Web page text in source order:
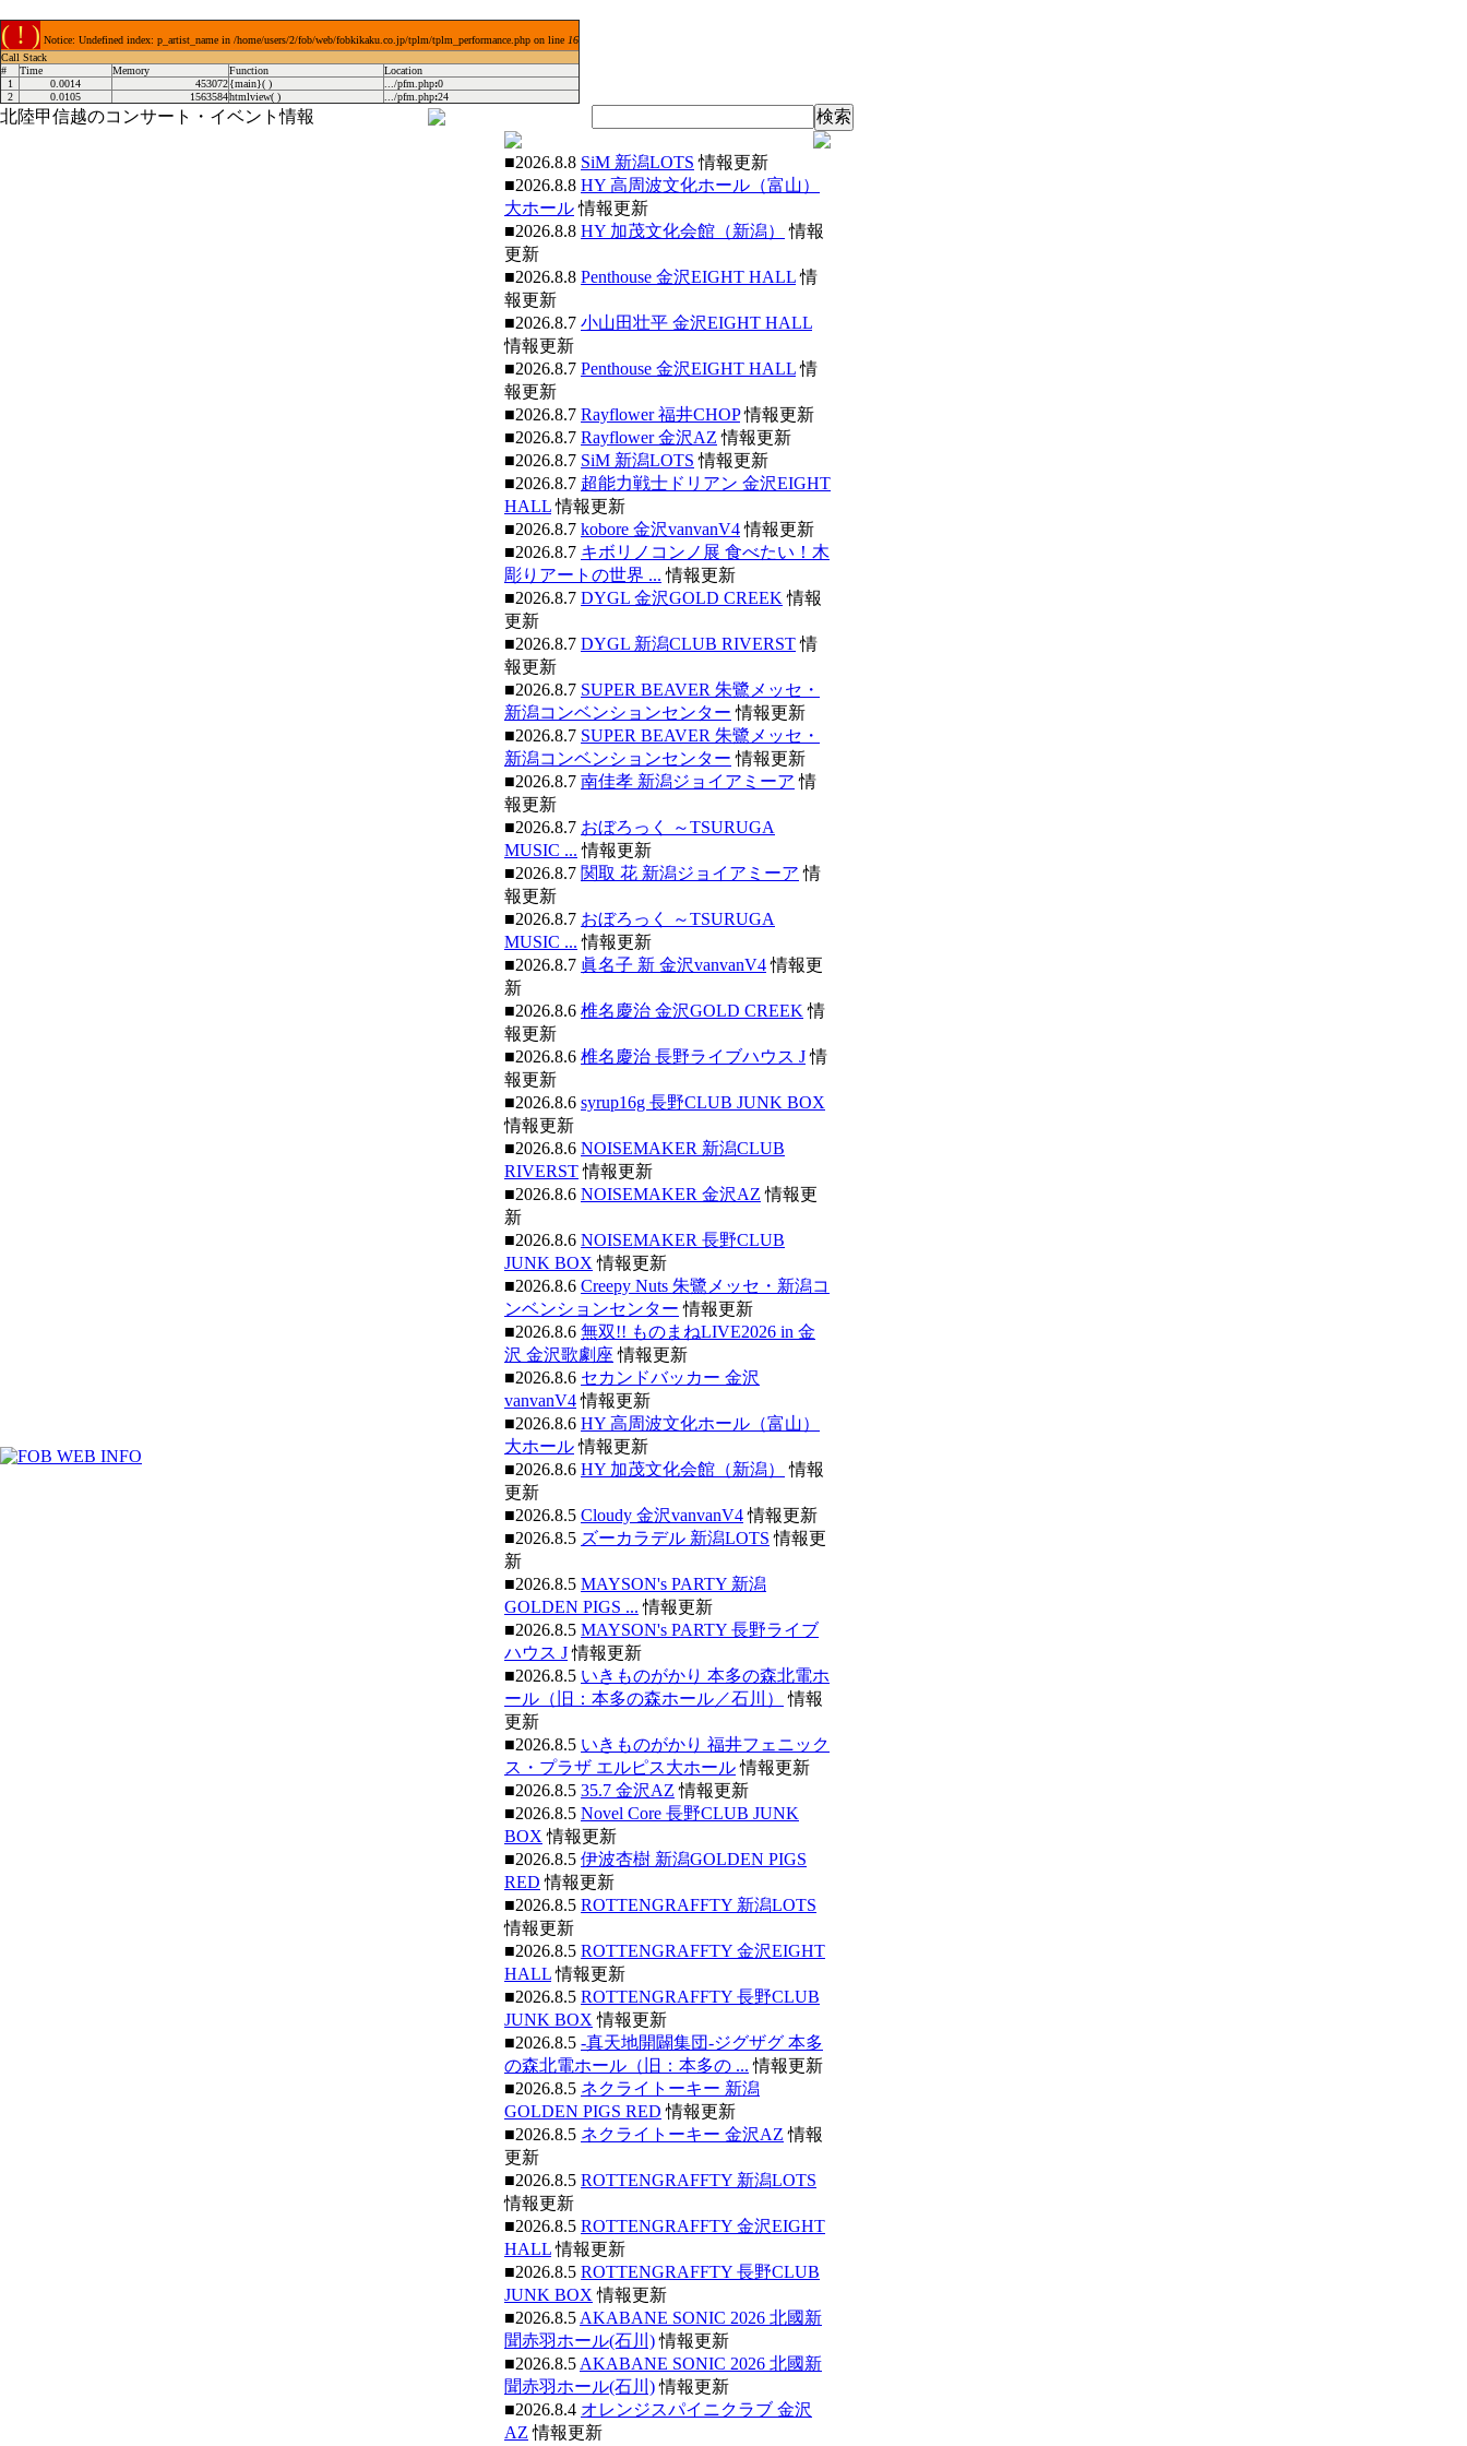
( ! ) Notice: Undefined index: p_artist_name in /home/users/2/fob/web/fobkikaku.co.jp/tplm/tplm_performance.php on line 16
Call Stack
#
Time Memory Function
Location
1
0.0014 453072{main}( ) .../pfm.php:0
2
0.0105 1563584htmlview( ) .../pfm.php:24
北陸甲信越のコンサート・イベント情報
■2026.8.8 SiM 新潟LOTS 情報更新
■2026.8.8 HY 高周波文化ホール（富山）
大ホール情報更新
■2026.8.8 HY 加茂文化会館（新潟）
情報
更新
■2026.8.8 Penthouse 金沢EIGHT HALL情
報更新
■2026.8.7 小山田壮平 金沢EIGHT HALL
情報更新
■2026.8.7 Penthouse 金沢EIGHT HALL情
報更新
■2026.8.7 Rayflower 福井CHOP情報更新
■2026.8.7 Rayflower 金沢AZ 情報更新
■2026.8.7 SiM 新潟LOTS 情報更新
■2026.8.7 超能力戦士ドリアン 金沢EIGHT
HALL情報更新
■2026.8.7 kobore 金沢vanvanV4情報更新
■2026.8.7 キボリノコンノ展 食べたい！木
彫りアートの世界 ... 情報更新
■2026.8.7 DYGL 金沢GOLD CREEK 情報
更新
■2026.8.7 DYGL 新潟CLUB RIVERST情
報更新
■2026.8.7 SUPER BEAVER 朱鷺メッセ・
新潟コンベンションセンター 情報更新
■2026.8.7 SUPER BEAVER 朱鷺メッセ・
新潟コンベンションセンター 情報更新
■2026.8.7 南佳孝 新潟ジョイアミーア 情
報更新
■2026.8.7 おぼろっく ～TSURUGA
MUSIC ... 情報更新
■2026.8.7 関取 花 新潟ジョイアミーア 情
報更新
■2026.8.7 おぼろっく ～TSURUGA
MUSIC ... 情報更新
■2026.8.7 眞名子 新 金沢vanvanV4情報更
新
■2026.8.6 椎名慶治 金沢GOLD CREEK 情
報更新
■2026.8.6 椎名慶治 長野ライブハウス J情
報更新
■2026.8.6 syrup16g 長野CLUB JUNK BOX
情報更新
■2026.8.6 NOISEMAKER 新潟CLUB
RIVERST情報更新
■2026.8.6 NOISEMAKER 金沢AZ 情報更
新
■2026.8.6 NOISEMAKER 長野CLUB
JUNK BOX 情報更新
■2026.8.6 Creepy Nuts 朱鷺メッセ・新潟コ
ンベンションセンター 情報更新
■2026.8.6 無双!! ものまねLIVE2026 in 金
沢 金沢歌劇座 情報更新
■2026.8.6 セカンドバッカー 金沢
vanvanV4情報更新
■2026.8.6 HY 高周波文化ホール（富山）
大ホール情報更新
■2026.8.6 HY 加茂文化会館（新潟）
情報
更新
■2026.8.5 Cloudy 金沢vanvanV4情報更新
■2026.8.5 ズーカラデル 新潟LOTS 情報更
新
■2026.8.5 MAYSON's PARTY 新潟
GOLDEN PIGS ... 情報更新
■2026.8.5 MAYSON's PARTY 長野ライブ
ハウス J情報更新
■2026.8.5 いきものがかり 本多の森北電ホ
ール（旧：本多の森ホール／石川）
情報
更新
■2026.8.5 いきものがかり 福井フェニック
ス・プラザ エルピス大ホール情報更新
■2026.8.5 35.7 金沢AZ 情報更新
■2026.8.5 Novel Core 長野CLUB JUNK
BOX 情報更新
■2026.8.5 伊波杏樹 新潟GOLDEN PIGS
RED 情報更新
■2026.8.5 ROTTENGRAFFTY 新潟LOTS
情報更新
■2026.8.5 ROTTENGRAFFTY 金沢EIGHT
HALL情報更新
■2026.8.5 ROTTENGRAFFTY 長野CLUB
JUNK BOX 情報更新
■2026.8.5 -真天地開闢集団-ジグザグ 本多
の森北電ホール（旧：本多の ... 情報更新
■2026.8.5 ネクライトーキー 新潟
GOLDEN PIGS RED 情報更新
■2026.8.5 ネクライトーキー 金沢AZ 情報
更新
■2026.8.5 ROTTENGRAFFTY 新潟LOTS
情報更新
■2026.8.5 ROTTENGRAFFTY 金沢EIGHT
HALL情報更新
■2026.8.5 ROTTENGRAFFTY 長野CLUB
JUNK BOX 情報更新
■2026.8.5 AKABANE SONIC 2026 北國新
聞赤羽ホール(石川)情報更新
■2026.8.5 AKABANE SONIC 2026 北國新
聞赤羽ホール(石川)情報更新
■2026.8.4 オレンジスパイニクラブ 金沢
AZ 情報更新